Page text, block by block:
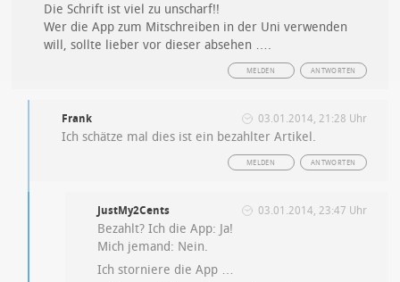
Die Schrift ist viel zu unscharf!!
Wer die App zum Mitschreiben in der Uni verwenden
will, sollte lieber vor dieser absehen ….
ANTWORTEN
MELDEN
Frank 03.01.2014, 21:28 Uhr
Ich schätze mal dies ist ein bezahlter Artikel.
ANTWORTEN
MELDEN
JustMy2Cents 03.01.2014, 23:47 Uhr
Bezahlt? Ich die App: Ja!
Mich jemand: Nein.
Ich storniere die App …